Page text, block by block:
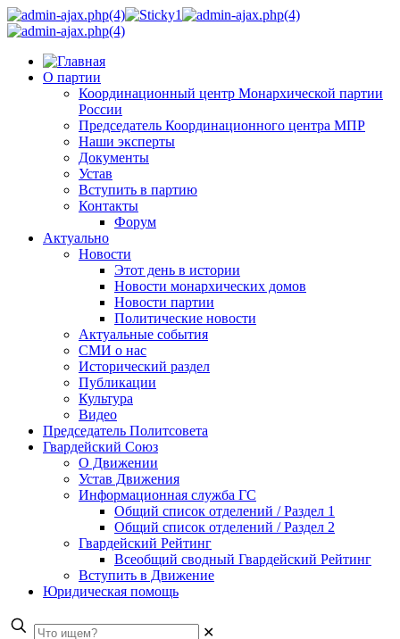
О партии
Координационный центр Монархической партии
России
Председатель Координационного центра МПР
Наши эксперты
Документы
Устав
Вступить в партию
Контакты
Форум
Актуально
Новости
Этот день в истории
Новости монархических домов
Новости партии
Политические новости
Актуальные события
СМИ о нас
Исторический раздел
Публикации
Культура
Видео
Председатель Политсовета
Гвардейский Союз
О Движении
Устав Движения
Информационная служба ГС
Общий список отделений / Раздел 1
Общий список отделений / Раздел 2
Гвардейский Рейтинг
Всеобщий сводный Гвардейский Рейтинг
Вступить в Движение
Юридическая помощь
✕